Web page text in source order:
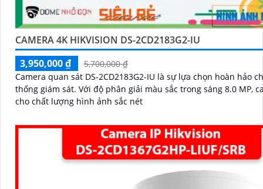
CAMERA 4K HIKVISION DS-2CD2183G2-IU
3,950,000 ₫
5,700,000 ₫
Camera quan sát DS-2CD2183G2-IU là sự lựa chọn hoàn hảo
thống giám sát. Với độ phân giải màu sắc trong sáng 8.0 MP, camera
cho chất lượng hình ảnh sắc nét